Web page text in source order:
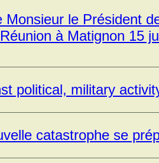
Monsieur le Président
à Matignon 15
political, military
catastrophe se